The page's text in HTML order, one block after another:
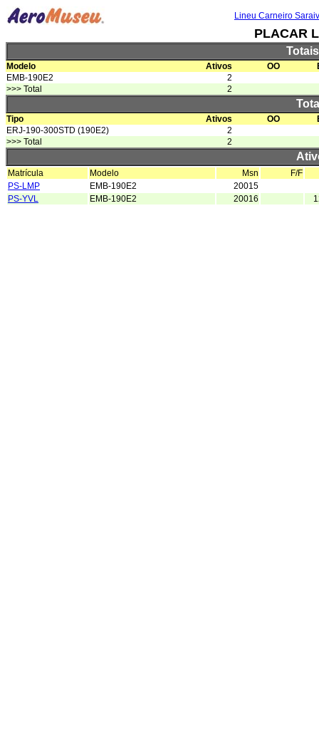
Lineu Carneiro
PLACAR
Modelo Ativos OO
EMB-190E2
2
>>> Total
2
Tipo Ativos OO
ERJ-190-300STD (190E2)
2
>>> Total
2
Matrícula Modelo Msn
F/F
PS-LMP
EMB-190E2
20015
PS-YVL
EMB-190E2 20016